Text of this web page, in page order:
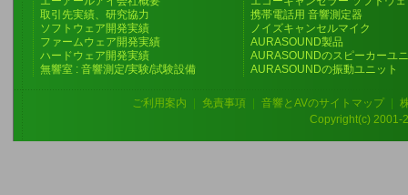
取引先実績、研究協力
ソフトウェア開発実績
ファームウェア開発実績
ハードウェア開発実績
無響室 : 音響測定/実験/試験設備
携帯電話用 音響測定器
ノイズキャンセルマイク
AURASOUND製品
AURASOUNDのスピーカーユ
AURASOUNDの振動ユニット
ご利用案内 免責事項 音響とAVのサイトマップ
Copyright(c) 2001-